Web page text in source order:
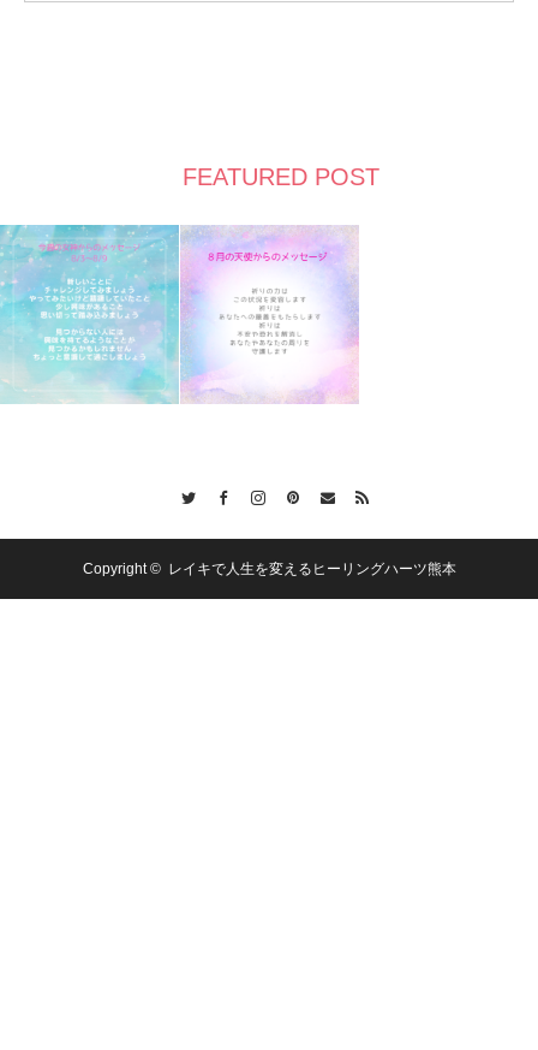
FEATURED POST
Copyright © レイキで人生を変えるヒーリングハーツ熊本